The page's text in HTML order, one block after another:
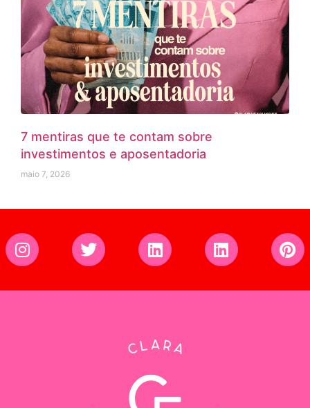
7 mentiras que te contam sobre
investimentos e aposentadoria
maio 7, 2026